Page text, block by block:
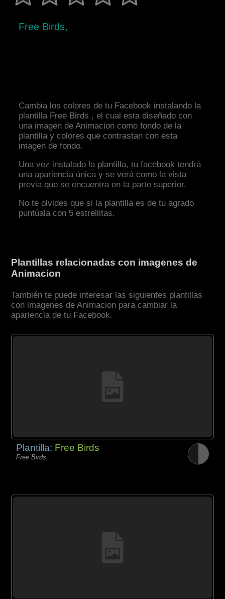
Free Birds,
Cambia los colores de tu Facebook instalando la
plantilla Free Birds , el cual esta diseñado con
una imagen de Animacion como fondo de la
plantilla y colores que contrastan con esta
imagen de fondo.
Una vez instalado la plantilla, tu facebook tendrá
una apariencia única y se verá como la vista
previa que se encuentra en la parte superior.
No te olvides que si la plantilla es de tu agrado
puntúala con 5 estrellitas.
Plantillas relacionadas con imagenes de
Animacion
También te puede interesar las siguientes plantillas
con imagenes de Animacion para cambiar la
apariencia de tu Facebook.
Plantilla: Free Birds
Free Birds,